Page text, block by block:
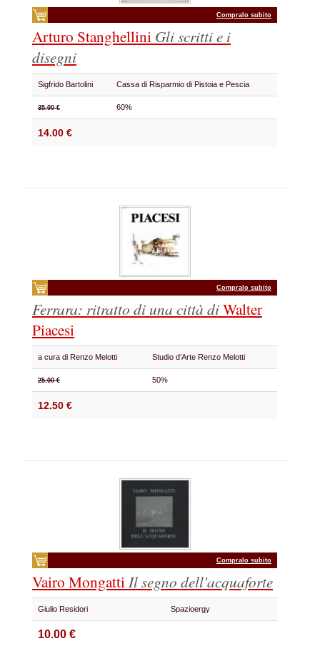
Compralo subito
Arturo Stanghellini Gli scritti e i
disegni
Sigfrido Bartolini Cassa di Risparmio di Pistoia e Pescia
35.00 € 60%
14.00 €
Compralo subito
Ferrara: ritratto di una città diWalter
Piacesi
a cura di Renzo Melotti Studio d’Arte Renzo Melotti
25.00 € 50%
12.50 €
Compralo subito
Vairo MongattiIl segno dell'acquaforte
Giulio Residori Spazioergy
10.00 €